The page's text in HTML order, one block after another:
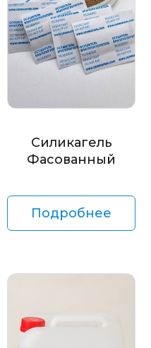
Силикагель
Фасованный
Подробнее